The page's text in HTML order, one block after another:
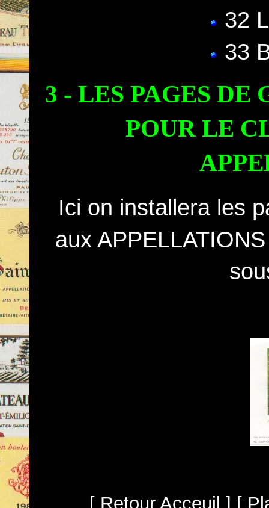
32
33
3 - LES PAGES
POUR LE
Ici on installera les
aux
[ Retour Acceuil ] [